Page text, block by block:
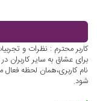
کاربر محترم : نظرات و
برای عشاق به سایر
نام کاربری،همان لحظه
شود.